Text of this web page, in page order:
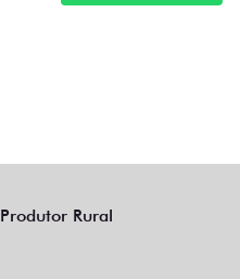
Produtor Rural